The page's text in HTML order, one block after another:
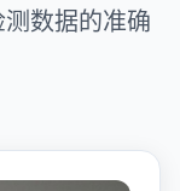
数据的准确